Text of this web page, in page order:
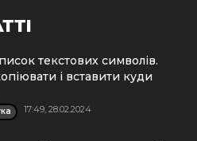
текстових символів.
і вставити куди
17:49, 28.02.2024